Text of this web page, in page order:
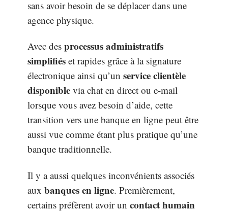
sans avoir besoin de se déplacer dans une
agence physique.
Avec des processus administratifs
simplifiés et rapides grâce à la signature
électronique ainsi qu’un service clientèle
disponible via chat en direct ou e-mail
lorsque vous avez besoin d’aide, cette
transition vers une banque en ligne peut être
aussi vue comme étant plus pratique qu’une
banque traditionnelle.
Il y a aussi quelques inconvénients associés
aux banques en ligne. Premièrement,
certains préfèrent avoir un contact humain